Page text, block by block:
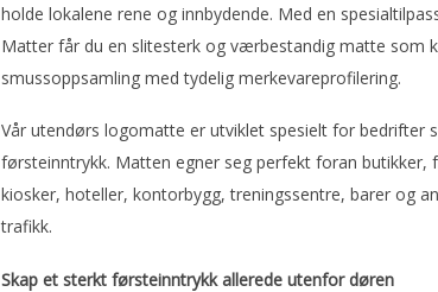
holde lokalene rene og innbydende. Med en
Matter får du en slitesterk og værbestandig matte som
smussoppsamling med tydelig merkevareprofilering.
Vår utendørs logomatte er utviklet spesielt for bedrifter
førsteinntrykk. Matten egner seg perfekt foran butikker,
kiosker, hoteller, kontorbygg, treningssentre, barer og
trafikk.
Skap et sterkt førsteinntrykk allerede utenfor døren